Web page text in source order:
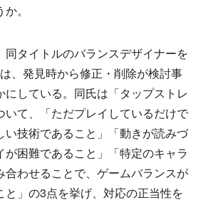
。
タイトルのバランスデザイナーを
、発見時から修正・削除が検討事
している。同氏は「タップストレ
いて、「ただプレイしているだけで
い技術であること」「動きが読みづ
が困難であること」「特定のキャラ
合わせることで、ゲームバランスが
と」の3点を挙げ、対応の正当性を